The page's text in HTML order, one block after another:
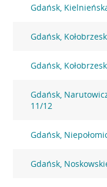
Gdańsk,
Gdańsk,
Gdańsk,
Gdańsk,
11/12
Gdańsk,
Gdańsk,